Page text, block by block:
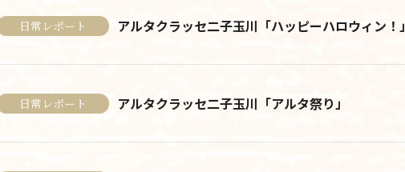
施設内・設備
施設概要
日常レポート アルタクラッセ二子玉川「ハッピーハロウィン！」
日常レポート アルタクラッセ二子玉川「アルタ祭り」